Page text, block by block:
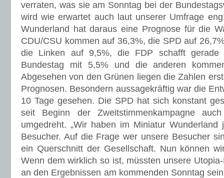
verraten, was sie am Sonntag bei der
wird wie erwartet auch laut unserer Umfrage
Wunderland hat daraus eine Prognose für die
CDU/CSU kommen auf 36,3%, die SPD auf
die Linken auf 9,5%, die FDP schafft
Bundestag mit 5,5% und die anderen
Abgesehen von den Grünen liegen die Zahlen
Prognosen. Besondern aussagekräftig war die
10 Tage gesehen. Die SPD hat sich konstant
seit Beginn der Zweitstimmenkampagne
umgedreht. „Wir haben im Miniatur
Besucher. Auf die Frage wer unsere Besucher
ein Querschnitt der Gesellschaft. Nun können
Wenn dem wirklich so ist, müssten unsere
an den Ergebnissen am kommenden Sonntag